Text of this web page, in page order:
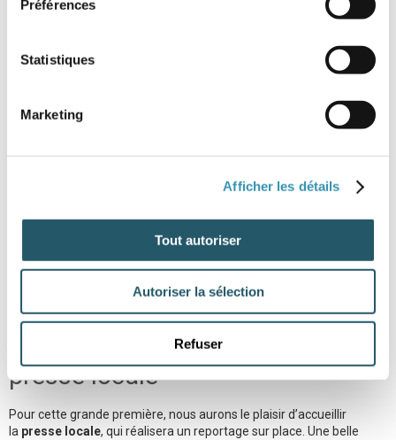
Préférences
Statistiques
Marketing
Afficher les détails
Tout autoriser
Autoriser la sélection
Refuser
Un événement relayé par la
presse locale
Pour cette grande première, nous aurons le plaisir d’accueillir
la presse locale, qui réalisera un reportage sur place. Une belle